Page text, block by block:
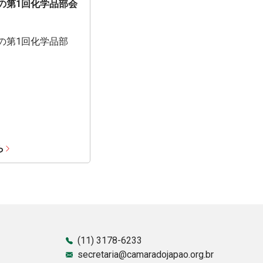
第1回化学品部会
第1回化学品部
(11) 3178-6233
secretaria@camaradojapao.org.br